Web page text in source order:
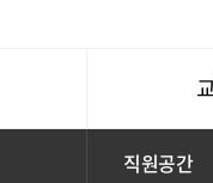
직원공간